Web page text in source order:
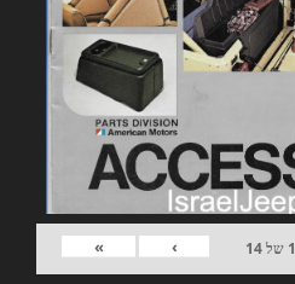
1 של14
›
»